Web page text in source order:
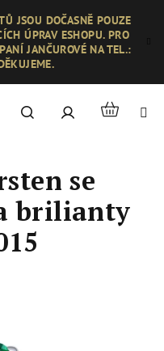
JSOU DOČASNĚ POUZE
ÚPRAV ESHOPU. PRO
JANČUROVÉ NA TEL.:
Hledat PřihlášeníNákupní
se
brilianty